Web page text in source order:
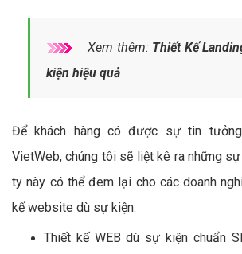
Xem thêm: Thiết Kế
kiện hiệu quả
Để khách hàng có được sự tin
VietWeb, chúng tôi sẽ liệt kê ra những
ty này có thể đem lại cho các doanh
kế website dù sự kiện:
Thiết kế WEB dù sự kiện chuẩn